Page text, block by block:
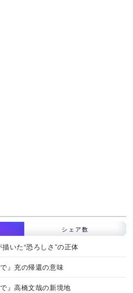
シェア数
描いた“恐ろしさ”の正体
』充の帰還の意味
』高橋文哉の新境地